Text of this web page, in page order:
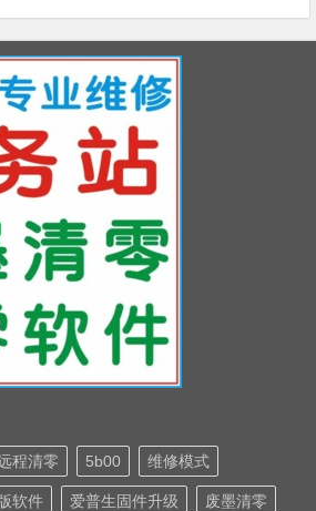
程清零 5b00 维修模式
软件 爱普生固件升级 废墨清零